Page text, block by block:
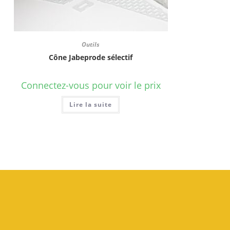
Outils
Cône Jabeprode sélectif
Connectez-vous pour voir le prix
Lire la suite